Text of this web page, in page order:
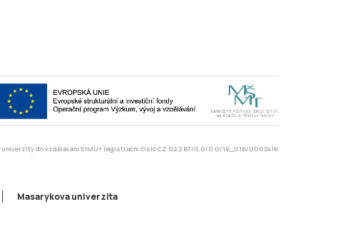
do vzdělávání SIMU+ registrační číslo CZ.02.2.67/0.0/0.0/16_016/0002416.
Masarykova univerzita